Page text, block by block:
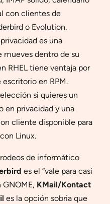
con clientes de
o Evolution.
es una
mueves dentro de su
RHEL tiene ventaja por
en RPM.
si quieres un
en privacidad y una
cliente disponible para
Linux.
de informático
es el “vale para casi
GNOME, KMail/Kontact
es la opción sobria que